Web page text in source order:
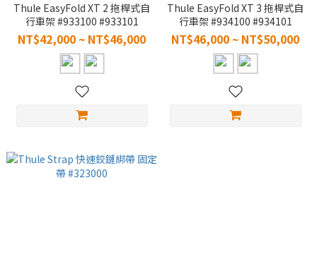
Thule EasyFold XT 2 拖桿式自
行車架 #933100 #933101
NT$42,000 ~ NT$46,000
Thule EasyFold XT 3 拖桿式自
行車架 #934100 #934101
NT$46,000 ~ NT$50,000